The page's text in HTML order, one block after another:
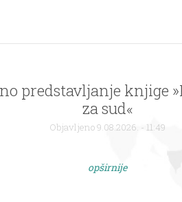
predstavljanje knjige
za sud«
Objavljeno 9.08.2026. - 11:49
opširnije